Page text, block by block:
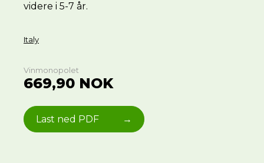
videre i 5-­7 år.
Italy
Vinmonopolet
669,90 NOK
Last ned PDF →